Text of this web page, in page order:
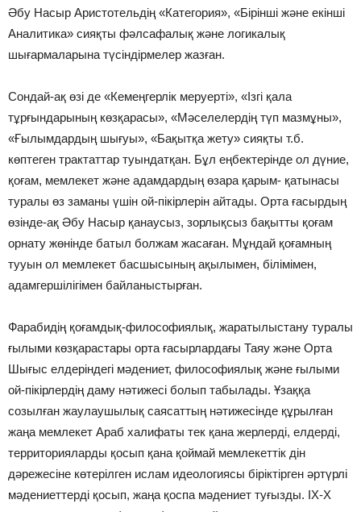
Әбу Насыр Аристотельдің «Категория», «Бірінші және екінші
Аналитика» сияқты фәлсафалық және логикалық
шығармаларына түсіндірмелер жазған.
Сондай-ақ өзі де «Кемеңгерлік меруерті», «Ізгі қала
тұрғындарының көзқарасы», «Мәселелердің түп мазмұны»,
«Ғылымдардың шығуы», «Бақытқа жету» сияқты т.б.
көптеген трактаттар туындатқан. Бұл еңбектерінде ол дүние,
қоғам, мемлекет және адамдардың өзара қарым- қатынасы
туралы өз заманы үшін ой-пікірлерін айтады. Орта ғасырдың
өзінде-ақ Әбу Насыр қанаусыз, зорлықсыз бақытты қоғам
орнату жөнінде батыл болжам жасаған. Мұндай қоғамның
тууын ол мемлекет басшысының ақылымен, білімімен,
адамгершілігімен байланыстырған.
Фарабидің қоғамдық-философиялық, жаратылыстану туралы
ғылыми көзқарастары орта ғасырлардағы Таяу және Орта
Шығыс елдеріндегі мәдениет, философиялық және ғылыми
ой-пікірлердің даму нәтижесі болып табылады. Ұзаққа
созылған жаулаушылық саясаттың нәтижесінде құрылған
жаңа мемлекет Араб халифаты тек қана жерлерді, елдерді,
территорияларды қосып қана қоймай мемлекеттік дін
дәрежесіне көтерілген ислам идеологиясы біріктірген әртүрлі
мәдениеттерді қосып, жаңа қоспа мәдениет туғызды. ІX-X